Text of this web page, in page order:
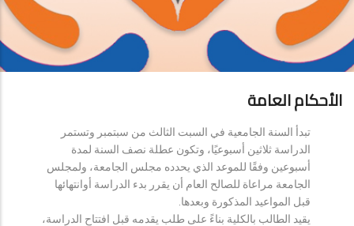
الأحكام العامة
تبدأ السنة الجامعية في السبت الثالث من سبتمبر وتستمر
الدراسة ثلاثين أسبوعيًا، وتكون عطلة نصف السنة لمدة
أسبوعين وفقًا للموعد الذي يحدده مجلس الجامعة، ولمجلس
الجامعة مراعاة للصالح العام أن يقرر بدء الدراسة أوانتهائها
قبل المواعيد المذكورة وبعدها.
يقيد الطالب بالكلية بناءً على طلب يقدمه قبل افتتاح الدراسة،